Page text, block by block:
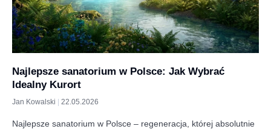
Najlepsze sanatorium w Polsce: Jak Wybrać
Idealny Kurort
Jan Kowalski 22.05.2026
Najlepsze sanatorium w Polsce – regeneracja, której absolutnie